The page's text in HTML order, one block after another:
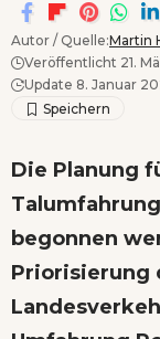
Autor / Quelle:Martin
Veröffentlicht 21.
Update 8. Januar
Die Planung
begonnen
Priorisierung